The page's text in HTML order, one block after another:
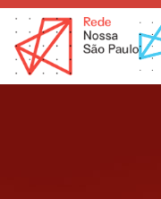
Ir
para
conteúdo